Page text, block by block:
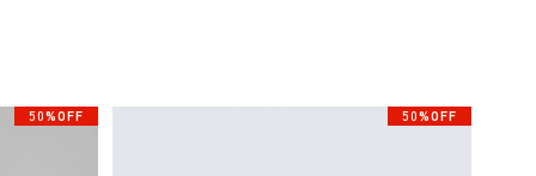
50%OFF 50%OFF